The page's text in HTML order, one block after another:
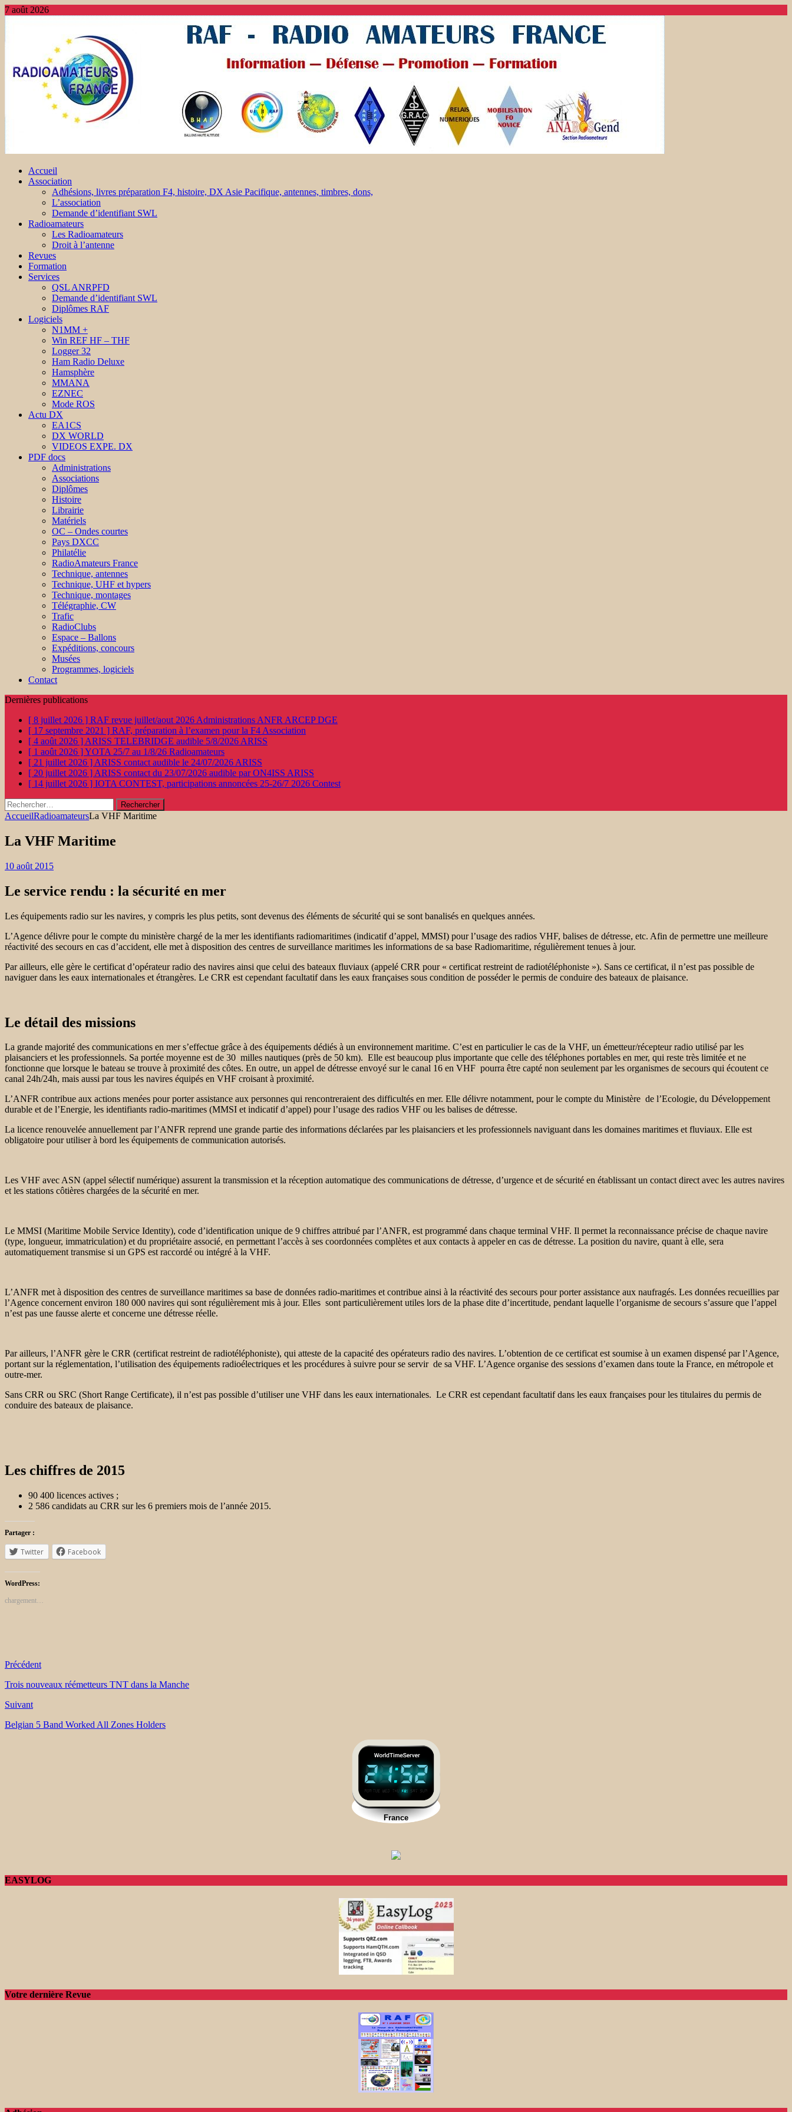
7 août 2026
Accueil
Association
Adhésions, livres préparation F4, histoire, DX Asie Pacifique, antennes, timbres, dons,
L’association
Demande d’identifiant SWL
Radioamateurs
Les Radioamateurs
Droit à l’antenne
Revues
Formation
Services
QSL ANRPFD
Demande d’identifiant SWL
Diplômes RAF
Logiciels
N1MM +
Win REF HF – THF
Logger 32
Ham Radio Deluxe
Hamsphère
MMANA
EZNEC
Mode ROS
Actu DX
EA1CS
DX WORLD
VIDEOS EXPE. DX
PDF docs
Administrations
Associations
Diplômes
Histoire
Librairie
Matériels
OC – Ondes courtes
Pays DXCC
Philatélie
RadioAmateurs France
Technique, antennes
Technique, UHF et hypers
Technique, montages
Télégraphie, CW
Trafic
RadioClubs
Espace – Ballons
Expéditions, concours
Musées
Programmes, logiciels
Contact
Dernières publications
[ 8 juillet 2026 ] RAF revue juillet/aout 2026 Administrations ANFR ARCEP DGE
[ 17 septembre 2021 ] RAF, préparation à l’examen pour la F4 Association
[ 4 août 2026 ] ARISS TELEBRIDGE audible 5/8/2026 ARISS
[ 1 août 2026 ]YOTA 25/7 au 1/8/26 Radioamateurs
[ 21 juillet 2026 ] ARISS contact audible le 24/07/2026 ARISS
[ 20 juillet 2026 ] ARISS contact du 23/07/2026 audible par ON4ISS ARISS
[ 14 juillet 2026 ] IOTA CONTEST, participations annoncées 25-26/7 2026 Contest
Rechercher :
AccueilRadioamateursLa VHF Maritime
La VHF Maritime
10 août 2015
Le service rendu : la sécurité en mer
Les équipements radio sur les navires, y compris les plus petits, sont devenus des éléments de sécurité qui se sont banalisés en quelques années.
L’Agence délivre pour le compte du ministère chargé de la mer les identifiants radiomaritimes (indicatif d’appel, MMSI) pour l’usage des radios VHF, balises de détresse, etc. Afin de permettre une meilleure
réactivité des secours en cas d’accident, elle met à disposition des centres de surveillance maritimes les informations de sa base Radiomaritime, régulièrement tenues à jour.
Par ailleurs, elle gère le certificat d’opérateur radio des navires ainsi que celui des bateaux fluviaux (appelé CRR pour « certificat restreint de radiotéléphoniste »). Sans ce certificat, il n’est pas possible de
naviguer dans les eaux internationales et étrangères. Le CRR est cependant facultatif dans les eaux françaises sous condition de posséder le permis de conduire des bateaux de plaisance.
Le détail des missions
La grande majorité des communications en mer s’effectue grâce à des équipements dédiés à un environnement maritime. C’est en particulier le cas de la VHF, un émetteur/récepteur radio utilisé par les
plaisanciers et les professionnels. Sa portée moyenne est de 30 milles nautiques (près de 50 km). Elle est beaucoup plus importante que celle des téléphones portables en mer, qui reste très limitée et ne
fonctionne que lorsque le bateau se trouve à proximité des côtes. En outre, un appel de détresse envoyé sur le canal 16 en VHF pourra être capté non seulement par les organismes de secours qui écoutent ce
canal 24h/24h, mais aussi par tous les navires équipés en VHF croisant à proximité.
L’ANFR contribue aux actions menées pour porter assistance aux personnes qui rencontreraient des difficultés en mer. Elle délivre notamment, pour le compte du Ministère de l’Ecologie, du Développement
durable et de l’Energie, les identifiants radio-maritimes (MMSI et indicatif d’appel) pour l’usage des radios VHF ou les balises de détresse.
La licence renouvelée annuellement par l’ANFR reprend une grande partie des informations déclarées par les plaisanciers et les professionnels naviguant dans les domaines maritimes et fluviaux. Elle est
obligatoire pour utiliser à bord les équipements de communication autorisés.
Les VHF avec ASN (appel sélectif numérique) assurent la transmission et la réception automatique des communications de détresse, d’urgence et de sécurité en établissant un contact direct avec les autres navires
et les stations côtières chargées de la sécurité en mer.
Le MMSI (Maritime Mobile Service Identity), code d’identification unique de 9 chiffres attribué par l’ANFR, est programmé dans chaque terminal VHF. Il permet la reconnaissance précise de chaque navire
(type, longueur, immatriculation) et du propriétaire associé, en permettant l’accès à ses coordonnées complètes et aux contacts à appeler en cas de détresse. La position du navire, quant à elle, sera
automatiquement transmise si un GPS est raccordé ou intégré à la VHF.
L’ANFR met à disposition des centres de surveillance maritimes sa base de données radio-maritimes et contribue ainsi à la réactivité des secours pour porter assistance aux naufragés. Les données recueillies par
l’Agence concernent environ 180 000 navires qui sont régulièrement mis à jour. Elles sont particulièrement utiles lors de la phase dite d’incertitude, pendant laquelle l’organisme de secours s’assure que l’appel
n’est pas une fausse alerte et concerne une détresse réelle.
Par ailleurs, l’ANFR gère le CRR (certificat restreint de radiotéléphoniste), qui atteste de la capacité des opérateurs radio des navires. L’obtention de ce certificat est soumise à un examen dispensé par l’Agence,
portant sur la réglementation, l’utilisation des équipements radioélectriques et les procédures à suivre pour se servir de sa VHF. L’Agence organise des sessions d’examen dans toute la France, en métropole et
outre-mer.
Sans CRR ou SRC (Short Range Certificate), il n’est pas possible d’utiliser une VHF dans les eaux internationales. Le CRR est cependant facultatif dans les eaux françaises pour les titulaires du permis de
conduire des bateaux de plaisance.
Les chiffres de 2015
90 400 licences actives ;
2 586 candidats au CRR sur les 6 premiers mois de l’année 2015.
Partager :
Twitter Facebook
WordPress:
chargement…
Précédent
Trois nouveaux réémetteurs TNT dans la Manche
Suivant
Belgian 5 Band Worked All Zones Holders
EASYLOG
Votre dernière Revue